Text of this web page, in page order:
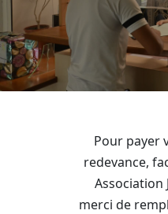
Pour payer
redevance,
Association
merci de